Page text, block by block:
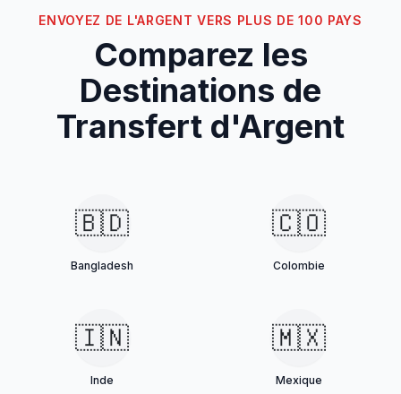
ENVOYEZ DE L'ARGENT VERS PLUS DE 100 PAYS
Comparez les
Destinations de
Transfert d'Argent
🇧🇩
Bangladesh
🇨🇴
Colombie
🇮🇳
Inde
🇲🇽
Mexique